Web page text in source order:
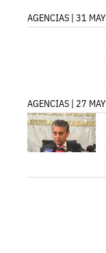
declaratoria
AGENCIAS | 27 MAY